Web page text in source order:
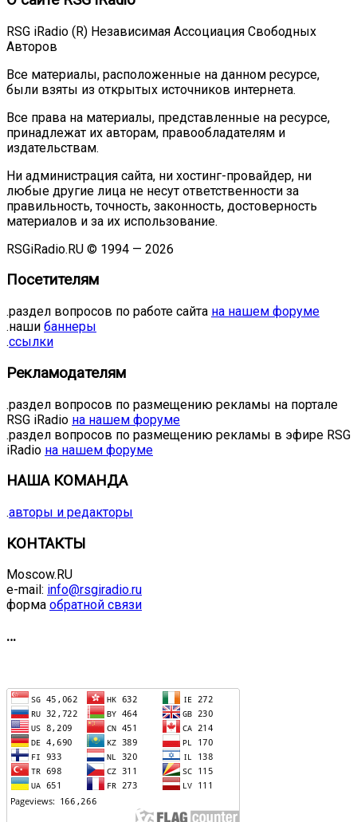
RSG iRadio (R) Независимая Ассоциация Свободных
Авторов
Все материалы, расположенные на данном ресурсе,
были взяты из открытых источников интернета.
Все права на материалы, представленные на ресурсе,
принадлежат их авторам, правообладателям и
издательствам.
Ни администрация сайта, ни хостинг-провайдер, ни
любые другие лица не несут ответственности за
правильность, точность, законность, достоверность
материалов и за их использование.
RSGiRadio.RU © 1994 — 2026
Посетителям
.раздел вопросов по работе сайта на нашем форуме
.наши баннеры
.ссылки
Рекламодателям
.раздел вопросов по размещению рекламы на портале
RSG iRadio на нашем форуме
.раздел вопросов по размещению рекламы в эфире RSG
iRadio на нашем форуме
НАША КОМАНДА
.авторы и редакторы
КОНТАКТЫ
Moscow.RU
e-mail: info@rsgiradio.ru
форма обратной связи
…